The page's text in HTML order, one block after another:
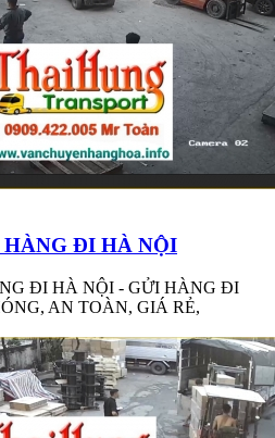
ĐI HÀ NỘI
ĐI HÀ NỘI - GỬI HÀNG ĐI
AN TOÀN, GIÁ RẺ,